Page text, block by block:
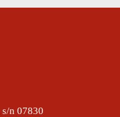
s/n 07830